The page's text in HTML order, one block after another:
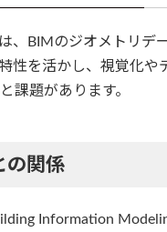
、BIMのジオメトリデ
性を活かし、視覚化
課題があります。
の関係
Information